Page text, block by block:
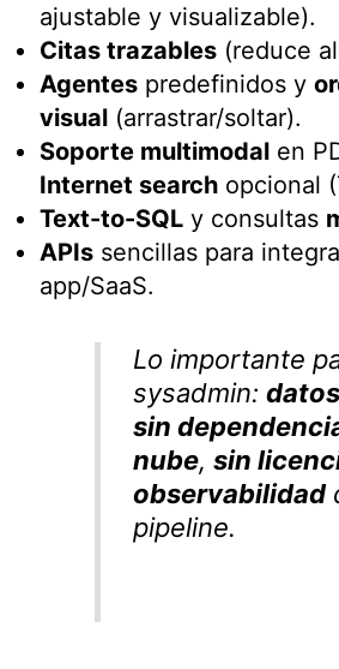
ajustable y visualizable).
Citas trazables (reduce
Agentes predefinidos y
visual (arrastrar/soltar).
Soporte multimodal en
Internet search opcional
Text-to-SQL y consultas
APIs sencillas para
app/SaaS.
Lo importante
sysadmin:
sin
nube, sin
observabilidad
pipeline.